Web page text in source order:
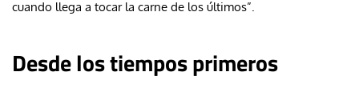
cuando llega a tocar la carne de los últimos”.
Desde los tiempos primeros